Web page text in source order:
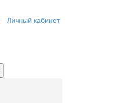
Личный кабинет